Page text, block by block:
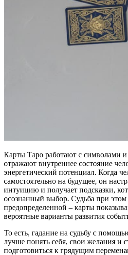
Карты Таро работают с символами
отражают внутреннее состояние
энергетический потенциал. Когда
самостоятельно на будущее, он
интуицию и получает подсказки,
осознанный выбор. Судьба при этом
предопределенной – карты
вероятные варианты развития
То есть, гадание на судьбу с
лучше понять себя, свои желания и
подготовиться к грядущим